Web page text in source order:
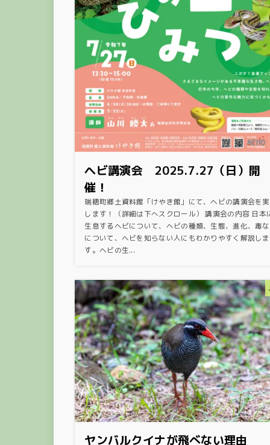
ヘビ講演会 2025.7.27（日）開
催！
瑞穂町郷土資料館「けやき館」にて、ヘビの講演会を
します！（詳細は下へスクロール） 講演会の内容 日本
生息するヘビについて、ヘビの種類、生態、進化、毒
について、ヘビを知らない人にもわかりやすく解説しま
す。ヘビの生...
ヤンバルクイナが飛べない理由